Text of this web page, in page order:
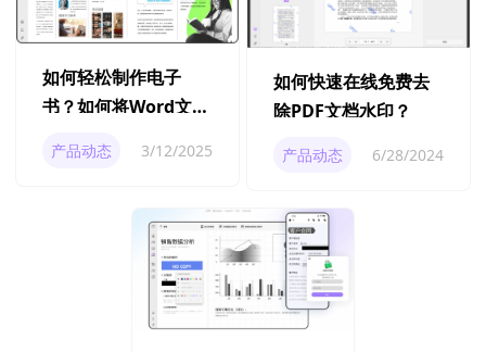
如何轻松制作电子
书？如何将Word文档
产品动态 3/12/2025
如何快速在线免费去
除PDF文档水印？
产品动态 6/28/2024